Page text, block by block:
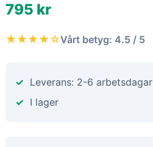
795 kr
★★★★☆Vårt betyg: 4.5 / 5
Leverans: 2-6 arbetsdagar
I lager